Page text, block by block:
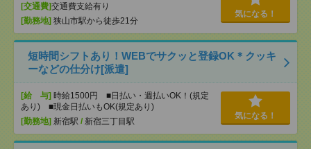
[交通費]交通費支給有り
[勤務地] 狭山市駅から徒歩21分
気になる！
短時間シフトあり！WEBでサクッと登録OK＊クッキ
ーなどの仕分け[派遣]
[給 与] 時給1500円 ■日払い・週払いOK！(規定
あり) ■現金日払いもOK(規定あり)
[勤務地] 新宿駅 / 新宿三丁目駅
気になる！